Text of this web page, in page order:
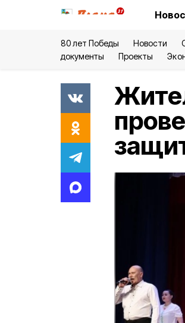
80 лет Победы Новости
документы
Проекты